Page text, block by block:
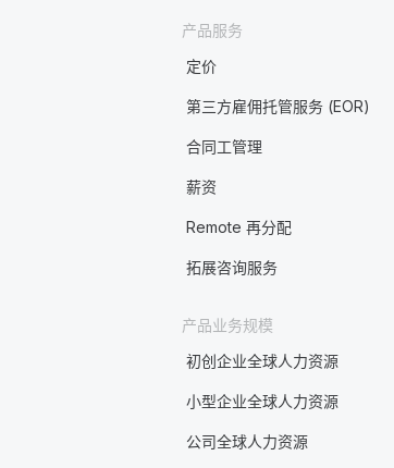
产品服务
定价
第三方雇佣托管服务 (EOR)
合同工管理
薪资
Remote 再分配
拓展咨询服务
产品业务规模
初创企业全球人力资源
小型企业全球人力资源
公司全球人力资源